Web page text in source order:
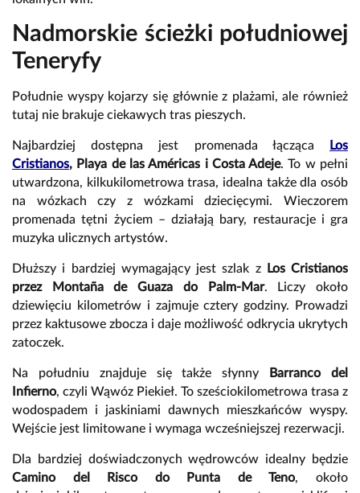
Nadmorskie ścieżki południowej
Teneryfy
Południe wyspy kojarzy się głównie z plażami, ale również
tutaj nie brakuje ciekawych tras pieszych.
Najbardziej dostępna jest promenada łącząca
Los
Cristianos, Playa de las Américas i Costa Adeje. To w pełni
utwardzona, kilkukilometrowa trasa, idealna także dla osób
na wózkach czy z wózkami dziecięcymi. Wieczorem
promenada tętni życiem – działają bary, restauracje i gra
muzyka ulicznych artystów.
Dłuższy i bardziej wymagający jest szlak z
Los Cristianos
przez Montaña de Guaza do Palm-Mar. Liczy około
dziewięciu kilometrów i zajmuje cztery godziny. Prowadzi
przez kaktusowe zbocza i daje możliwość odkrycia ukrytych
zatoczek.
Na południu znajduje się także słynny
Barranco del
Infierno, czyli Wąwóz Piekieł. To sześciokilometrowa trasa z
wodospadem i jaskiniami dawnych mieszkańców wyspy.
Wejście jest limitowane i wymaga wcześniejszej rezerwacji.
Dla bardziej doświadczonych wędrowców idealny będzie
Camino del Risco do Punta de Teno, około